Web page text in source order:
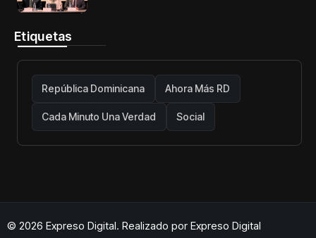
Etiquetas
República Dominicana Ahora Más RD
Cada Minuto Una Verdad Social
© 2026 Expreso Digital. Realizado por Expreso Digital